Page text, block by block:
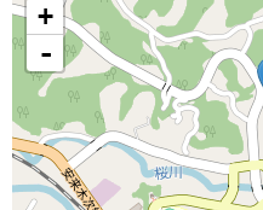
+
-